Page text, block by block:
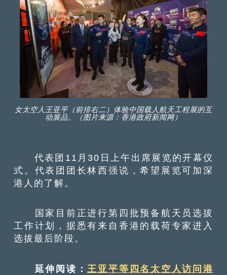
女太空人王亚平（前排右二）体验中国载人航天工程展的互
动展品。（图片来源：香港政府新闻网）
代表团11月30日上午出席展览的开幕仪
式。代表团团长林西强说，希望展览可加深
港人的了解。
国家目前正进行第四批预备航天员选拔
工作计划，据悉有来自香港的载荷专家进入
选拔最后阶段。
延伸阅读： 王亚平等四名太空人访问港